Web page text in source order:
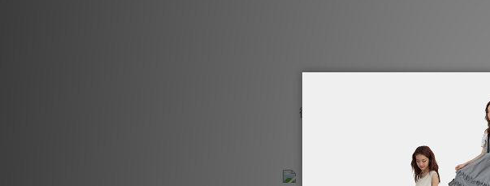
微透雪紡繫帶蛋糕上衣套裝